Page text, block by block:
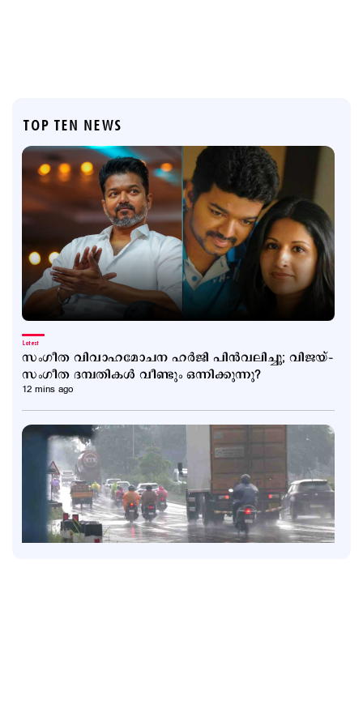
TOP TEN NEWS
Latest
സംഗീത വിവാഹമോചന ഹര്‍ജി പിന്‍വലിച്ചു; വിജയ്–
സംഗീത ദമ്പതികള്‍ വീണ്ടും ഒന്നിക്കുന്നു?
12 mins ago